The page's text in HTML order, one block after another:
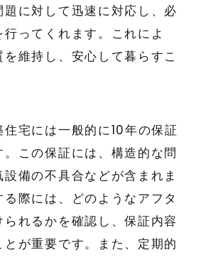
に対して迅速に対応し、必
ってくれます。これによ
維持し、安心して暮らすこ
宅には一般的に10年の保証
この保証には、構造的な問
備の不具合などが含まれま
際には、どのようなアフタ
れるかを確認し、保証内容
が重要です。また、定期的